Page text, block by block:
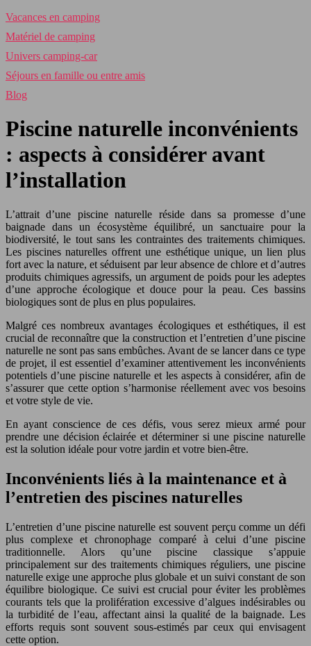
Vacances en camping
Matériel de camping
Univers camping-car
Séjours en famille ou entre amis
Blog
Piscine naturelle inconvénients
: aspects à considérer avant
l’installation
L’attrait d’une piscine naturelle réside dans sa promesse d’une
baignade dans un écosystème équilibré, un sanctuaire pour la
biodiversité, le tout sans les contraintes des traitements chimiques.
Les piscines naturelles offrent une esthétique unique, un lien plus
fort avec la nature, et séduisent par leur absence de chlore et d’autres
produits chimiques agressifs, un argument de poids pour les adeptes
d’une approche écologique et douce pour la peau. Ces bassins
biologiques sont de plus en plus populaires.
Malgré ces nombreux avantages écologiques et esthétiques, il est
crucial de reconnaître que la construction et l’entretien d’une piscine
naturelle ne sont pas sans embûches. Avant de se lancer dans ce type
de projet, il est essentiel d’examiner attentivement les inconvénients
potentiels d’une piscine naturelle et les aspects à considérer, afin de
s’assurer que cette option s’harmonise réellement avec vos besoins
et votre style de vie.
En ayant conscience de ces défis, vous serez mieux armé pour
prendre une décision éclairée et déterminer si une piscine naturelle
est la solution idéale pour votre jardin et votre bien-être.
Inconvénients liés à la maintenance et à
l’entretien des piscines naturelles
L’entretien d’une piscine naturelle est souvent perçu comme un défi
plus complexe et chronophage comparé à celui d’une piscine
traditionnelle. Alors qu’une piscine classique s’appuie
principalement sur des traitements chimiques réguliers, une piscine
naturelle exige une approche plus globale et un suivi constant de son
équilibre biologique. Ce suivi est crucial pour éviter les problèmes
courants tels que la prolifération excessive d’algues indésirables ou
la turbidité de l’eau, affectant ainsi la qualité de la baignade. Les
efforts requis sont souvent sous-estimés par ceux qui envisagent
cette option.